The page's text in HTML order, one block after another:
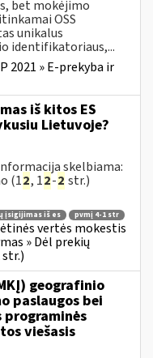
bet mokėjimo
OSS
unikalus
identifikatoriaus,...
2021 » E-prekyba ir
iš kitos ES
Lietuvoje?
skelbiama:
(12, 12-2 str.)
įsigijimas iš es pvmį 4-1 str
vertės mokestis
» Dėl prekių
geografinio
paslaugos bei
viešasis